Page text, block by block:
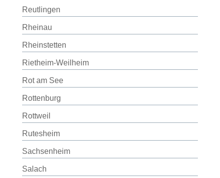
Reutlingen
Rheinau
Rheinstetten
Rietheim-Weilheim
Rot am See
Rottenburg
Rottweil
Rutesheim
Sachsenheim
Salach